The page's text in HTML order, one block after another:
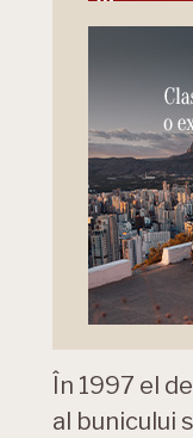
În 1997 el
al bunicului